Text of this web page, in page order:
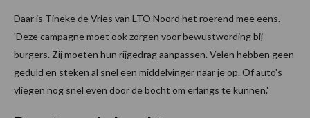
Daar is Tineke de Vries van LTO Noord het roerend mee eens.
'Deze campagne moet ook zorgen voor bewustwording bij
burgers. Zij moeten hun rijgedrag aanpassen. Velen hebben geen
geduld en steken al snel een middelvinger naar je op. Of auto's
vliegen nog snel even door de bocht om erlangs te kunnen.'